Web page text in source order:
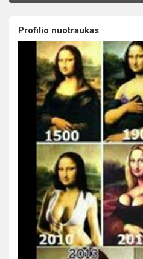
Profilio nuotraukas